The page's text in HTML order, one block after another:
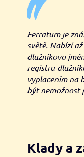
Ferratum je
světě. Nabízí
dlužníkovo
registru
vyplacením na
být nemožnost
Klady a